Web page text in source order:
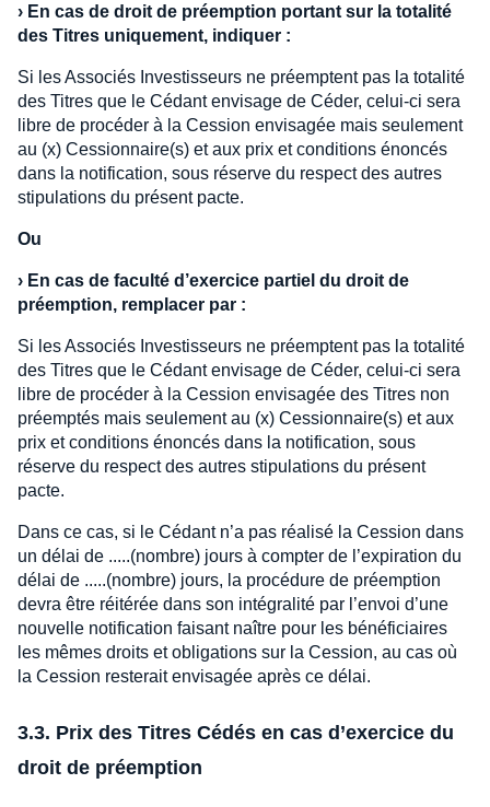
› En cas de droit de préemption portant sur la totalité
des Titres uniquement, indiquer :
Si les Associés Investisseurs ne préemptent pas la totalité
des Titres que le Cédant envisage de Céder, celui-ci sera
libre de procéder à la Cession envisagée mais seulement
au (x) Cessionnaire(s) et aux prix et conditions énoncés
dans la notification, sous réserve du respect des autres
stipulations du présent pacte.
Ou
› En cas de faculté d’exercice partiel du droit de
préemption, remplacer par :
Si les Associés Investisseurs ne préemptent pas la totalité
des Titres que le Cédant envisage de Céder, celui-ci sera
libre de procéder à la Cession envisagée des Titres non
préemptés mais seulement au (x) Cessionnaire(s) et aux
prix et conditions énoncés dans la notification, sous
réserve du respect des autres stipulations du présent
pacte.
Dans ce cas, si le Cédant n’a pas réalisé la Cession dans
un délai de .....(nombre) jours à compter de l’expiration du
délai de .....(nombre) jours, la procédure de préemption
devra être réitérée dans son intégralité par l’envoi d’une
nouvelle notification faisant naître pour les bénéficiaires
les mêmes droits et obligations sur la Cession, au cas où
la Cession resterait envisagée après ce délai.
3.3. Prix des Titres Cédés en cas d’exercice du
droit de préemption